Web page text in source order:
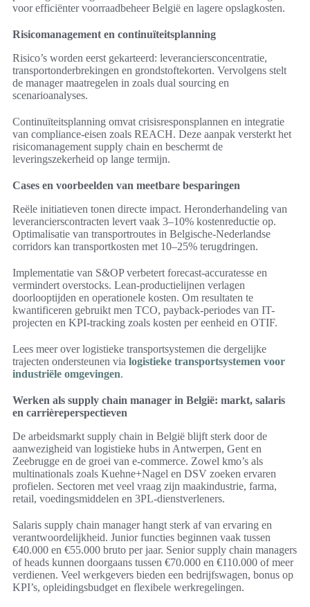
voor efficiënter voorraadbeheer België en lagere opslagkosten.
Risicomanagement en continuïteitsplanning
Risico’s worden eerst gekarteerd: leveranciersconcentratie,
transportonderbrekingen en grondstoftekorten. Vervolgens stelt
de manager maatregelen in zoals dual sourcing en
scenarioanalyses.
Continuïteitsplanning omvat crisisresponsplannen en integratie
van compliance-eisen zoals REACH. Deze aanpak versterkt het
risicomanagement supply chain en beschermt de
leveringszekerheid op lange termijn.
Cases en voorbeelden van meetbare besparingen
Reële initiatieven tonen directe impact. Heronderhandeling van
leverancierscontracten levert vaak 3–10% kostenreductie op.
Optimalisatie van transportroutes in Belgische-Nederlandse
corridors kan transportkosten met 10–25% terugdringen.
Implementatie van S&OP verbetert forecast-accuratesse en
vermindert overstocks. Lean-productielijnen verlagen
doorlooptijden en operationele kosten. Om resultaten te
kwantificeren gebruikt men TCO, payback-periodes van IT-
projecten en KPI-tracking zoals kosten per eenheid en OTIF.
Lees meer over logistieke transportsystemen die dergelijke
trajecten ondersteunen via logistieke transportsystemen voor
industriële omgevingen.
Werken als supply chain manager in België: markt, salaris
en carrièreperspectieven
De arbeidsmarkt supply chain in België blijft sterk door de
aanwezigheid van logistieke hubs in Antwerpen, Gent en
Zeebrugge en de groei van e‑commerce. Zowel kmo’s als
multinationals zoals Kuehne+Nagel en DSV zoeken ervaren
profielen. Sectoren met veel vraag zijn maakindustrie, farma,
retail, voedingsmiddelen en 3PL-dienstverleners.
Salaris supply chain manager hangt sterk af van ervaring en
verantwoordelijkheid. Junior functies beginnen vaak tussen
€40.000 en €55.000 bruto per jaar. Senior supply chain managers
of heads kunnen doorgaans tussen €70.000 en €110.000 of meer
verdienen. Veel werkgevers bieden een bedrijfswagen, bonus op
KPI’s, opleidingsbudget en flexibele werkregelingen.